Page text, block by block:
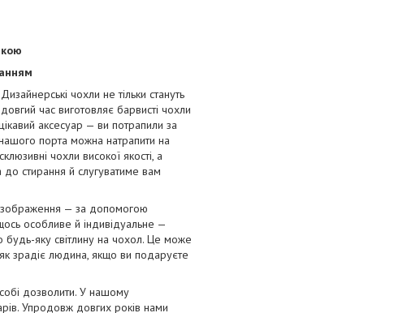
чохли не тільки стануть
час виготовляє барвисті чохли
аксесуар — ви потрапили за
порта можна натрапити на
чохли високої якості, а
до стирання й слугуватиме вам
зображення — за допомогою
особливе й індивідуальне —
будь-яку світлину на чохол. Це може
зрадіє людина, якщо ви подаруєте
дозволити. У нашому
Упродовж довгих років нами